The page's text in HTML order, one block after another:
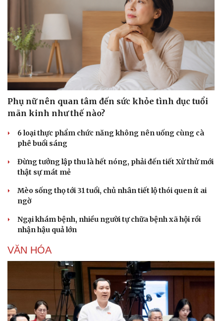
Phụ nữ nên quan tâm đến sức khỏe tình dục tuổi
mãn kinh như thế nào?
6 loại thực phẩm chức năng không nên uống cùng cà
phê buổi sáng
Đừng tưởng lập thu là hết nóng, phải đến tiết Xử thử mới
thật sự mát mẻ
Mèo sống thọ tới 31 tuổi, chủ nhân tiết lộ thói quen ít ai
ngờ
Ngại khám bệnh, nhiều người tự chữa bệnh xã hội rồi
nhận hậu quả lớn
VĂN HÓA